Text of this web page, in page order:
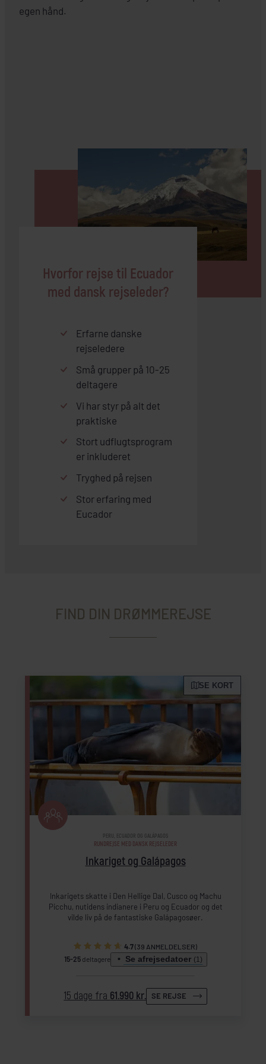
egen hånd.
Hvorfor rejse til Ecuador
med dansk rejseleder?
Erfarne danske
rejseledere
Små grupper på 10-25
deltagere
Vi har styr på alt det
praktiske
Stort udflugtsprogram
er inkluderet
Tryghed på rejsen
Stor erfaring med
Eucador
FIND DIN DRØMMEREJSE
SE KORT
Inkariget og Galápagos
PERU, ECUADOR OG GALÁPAGOS
RUNDREJSE MED DANSK REJSELEDER
Inkarigets skatte i Den Hellige Dal, Cusco og Machu
Picchu, nutidens indianere i Peru og Ecuador og det
vilde liv på de fantastiske Galápagosøer.
4.7(39 ANMELDELSER)
15-25deltagere Se afrejsedatoer (1)
15 dage fra 61.990 kr. SE REJSE